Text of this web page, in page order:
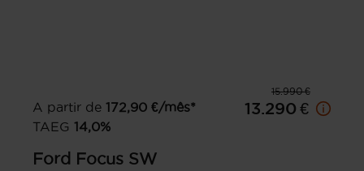
15.990 €
A partir de 172,90 €/mês*
TAEG 14,0%
13.290 €
Ford Focus SW